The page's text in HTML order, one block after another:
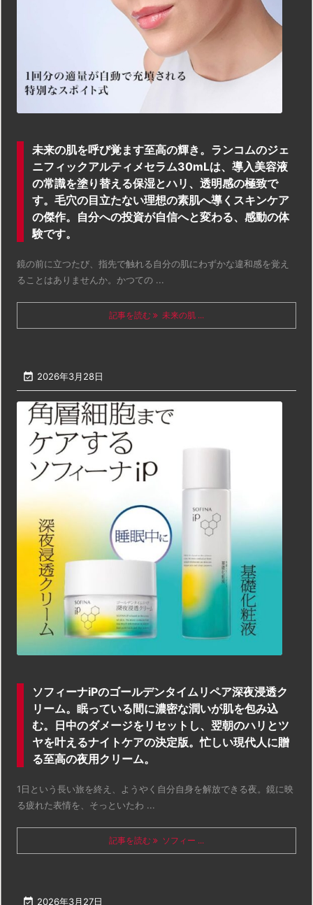
未来の肌を呼び覚ます至高の輝き。ランコムのジェ
ニフィックアルティメセラム30mLは、導入美容液
の常識を塗り替える保湿とハリ、透明感の極致で
す。毛穴の目立たない理想の素肌へ導くスキンケア
の傑作。自分への投資が自信へと変わる、感動の体
験です。
鏡の前に立つたび、指先で触れる自分の肌にわずかな違和感を覚え
ることはありませんか。かつての ...
記事を読む 未来の肌 ...
 2026年3月28日
ソフィーナiPのゴールデンタイムリペア深夜浸透ク
リーム。眠っている間に濃密な潤いが肌を包み込
む。日中のダメージをリセットし、翌朝のハリとツ
ヤを叶えるナイトケアの決定版。忙しい現代人に贈
る至高の夜用クリーム。
1日という長い旅を終え、ようやく自分自身を解放できる夜。鏡に映
る疲れた表情を、そっといたわ ...
記事を読む ソフィー ...
 2026年3月27日